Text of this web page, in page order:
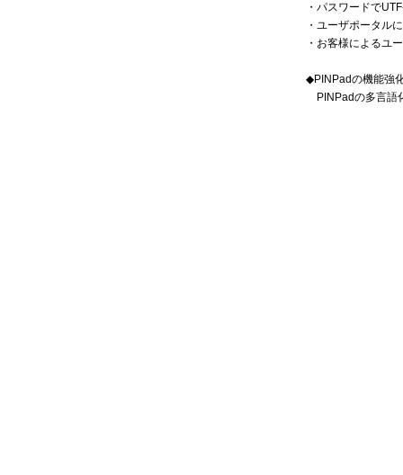
・パスワードで
・ユーザポータル
・お客様によるユ
◆PINPadの機能強
PINPadの多言語